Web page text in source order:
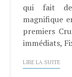
qui fait de
magnifique
premiers
immédiats,
LIRE LA SUITE